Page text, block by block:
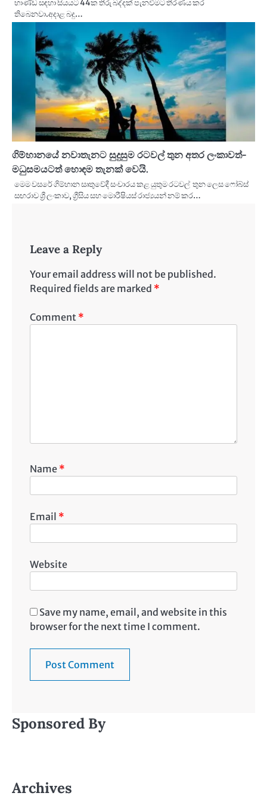
භාණ්ඩ සඳහා සියයට 44ක තීරු බද්දක් පැනවීමට තීරණය කර
තිබෙනවා.අදාළ බදු…
ගිම්හානයේ නවාතැනට සුදුසුම රටවල් තුන අතර ලංකාවත්-
මධුසමයටත් හොඳම තැනක් වෙයි.
මෙම වසරේ ගිම්හාන සෘතුවේදී සංචාරය කළ යුතුම රටවල් තුන ලෙස ෆෝබ්ස්
සඟරාව ශ්‍රී ලංකාව, ග්‍රීසිය සහ මොරීෂියස් රාජ්‍යයන් නම් කර…
Leave a Reply
Your email address will not be published.
Required fields are marked *
Comment *
Name *
Email *
Website
Save my name, email, and website in this
browser for the next time I comment.
Sponsored By
Archives